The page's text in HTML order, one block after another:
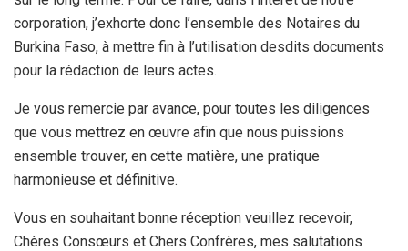
corporation, j’exhorte donc l’ensemble des Notaires du
Burkina Faso, à mettre fin à l’utilisation desdits documents
pour la rédaction de leurs actes.
Je vous remercie par avance, pour toutes les diligences
que vous mettrez en œuvre afin que nous puissions
ensemble trouver, en cette matière, une pratique
harmonieuse et définitive.
Vous en souhaitant bonne réception veuillez recevoir,
Chères Consœurs et Chers Confrères, mes salutations